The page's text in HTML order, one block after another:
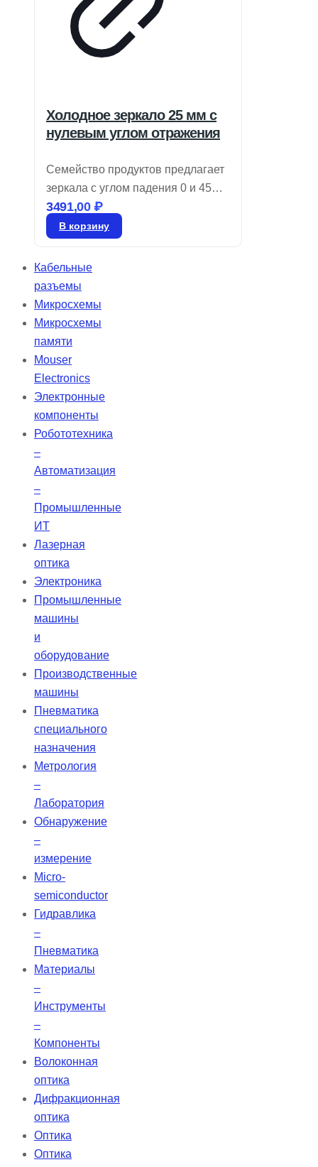
Холодное зеркало 25 мм с
нулевым углом отражения
Семейство продуктов предлагает
зеркала с углом падения 0 и 45
градусов, которые эффективно
отражают 90% видимого света и
Эти холодные зеркала идеально
3491,00₽
В корзину
Кабельные
разъемы
Микросхемы
Микросхемы
памяти
Mouser
Electronics
Электронные
компоненты
Робототехника
–
Автоматизация
–
Промышленные
ИТ
Лазерная
оптика
Электроника
Промышленные
машины
и
оборудование
Производственные
машины
Пневматика
специального
назначения
Метрология
–
Лаборатория
Обнаружение
–
измерение
Micro-
semiconductor
Гидравлика
–
Пневматика
Материалы
–
Инструменты
–
Компоненты
Волоконная
оптика
Дифракционная
оптика
Оптика
Оптика